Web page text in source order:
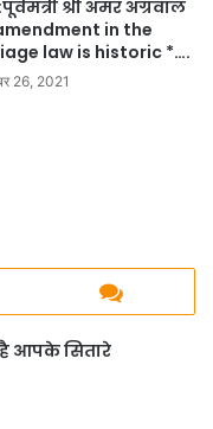
श्री अमर अग्रवाल
in the
law is historic *….
26, 2021
आपके सितारे